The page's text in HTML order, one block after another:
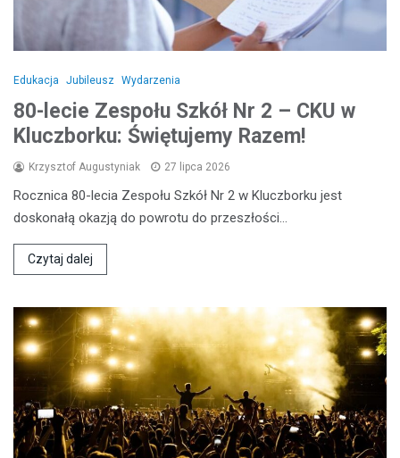
Edukacja Jubileusz Wydarzenia
80-lecie Zespołu Szkół Nr 2 – CKU w
Kluczborku: Świętujemy Razem!
Krzysztof Augustyniak 27 lipca 2026
Rocznica 80-lecia Zespołu Szkół Nr 2 w Kluczborku jest
doskonałą okazją do powrotu do przeszłości…
Czytaj dalej